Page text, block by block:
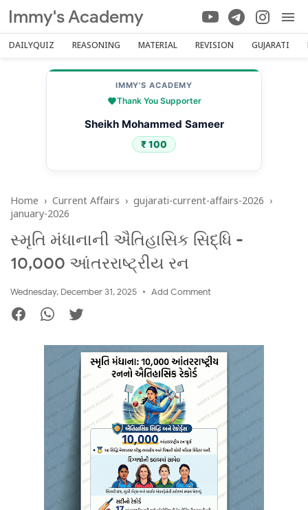
Immy's Academy
DAILYQUIZ REASONING MATERIAL REVISION GUJARATI
IMMY'S ACADEMY
Thank You Supporter
Sheikh Mohammed Sameer
₹ 100
Home › Current Affairs › gujarati-current-affairs-2026 ›
january-2026
સ્મૃતિ મંધાનાની ઐતિહાસિક સિદ્ધિ -
10,000 આંતરરાષ્ટ્રીય રન
Wednesday, December 31, 2025 Add Comment